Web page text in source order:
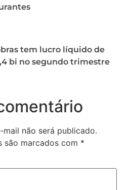
tem lucro líquido de
bi no segundo trimestre
mail não será publicado.
são marcados com *